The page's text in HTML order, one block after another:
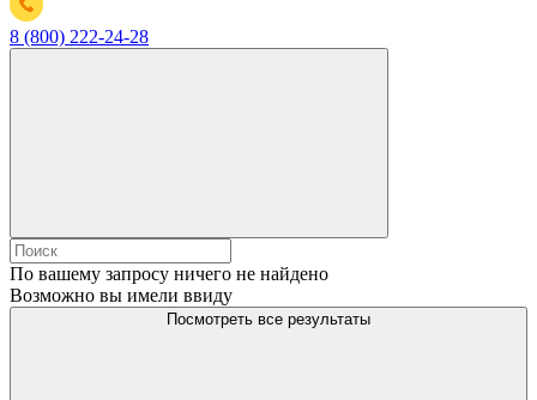
8 (800) 222-24-28
По вашему запросу ничего не найдено
Возможно вы имели ввиду
Посмотреть все результаты